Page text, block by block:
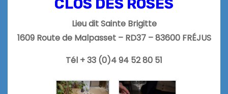
CLOS DES ROSES
Lieu dit Sainte Brigitte
1609 Route de Malpasset – RD37 – 83600 FRÉJUS
Tél + 33 (0)4 94 52 80 51